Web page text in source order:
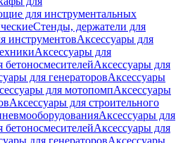
для инструментальных
Стенды, держатели для
инструментовАксессуары для
Аксессуары для
бетоносмесителейАксессуары для
для генераторовАксессуары
для мотопомпАксессуары
Аксессуары для строительного
Аксессуары для
бетоносмесителейАксессуары для
для генераторовАксессуары